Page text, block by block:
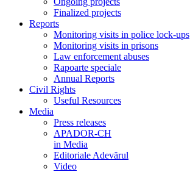
Finalized projects
Reports
Monitoring visits in police lock-ups
Monitoring visits in prisons
Law enforcement abuses
Rapoarte speciale
Annual Reports
Civil Rights
Useful Resources
Media
Press releases
APADOR-CH
in Media
Editoriale Adevărul
Video